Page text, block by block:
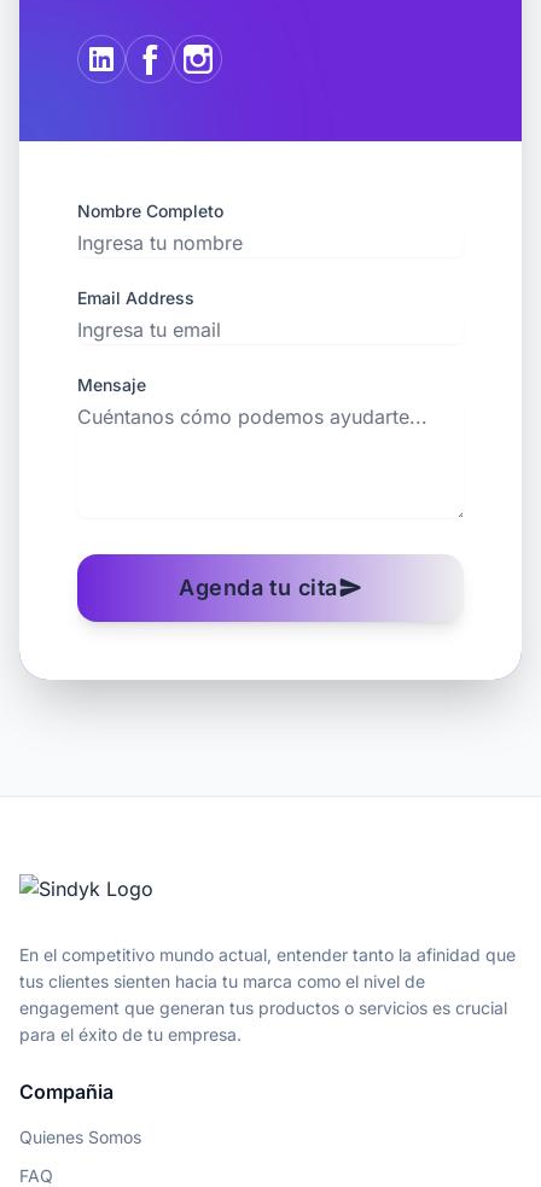
Nombre Completo
Email Address
Mensaje
Agenda tu citasend
En el competitivo mundo actual, entender tanto la afinidad que
tus clientes sienten hacia tu marca como el nivel de
engagement que generan tus productos o servicios es crucial
para el éxito de tu empresa.
Compañia
Quienes Somos
FAQ